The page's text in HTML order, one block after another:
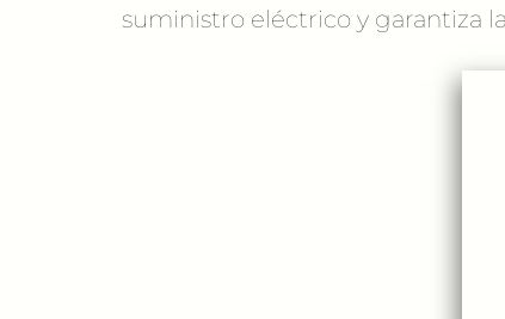
suministro eléctrico y garantiza